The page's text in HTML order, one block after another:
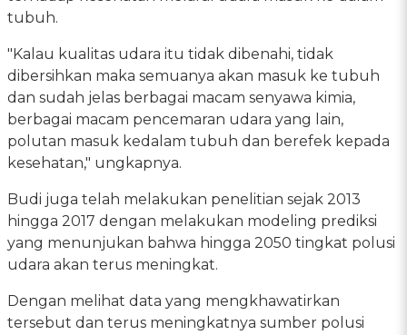
tubuh.
"Kalau kualitas udara itu tidak dibenahi, tidak
dibersihkan maka semuanya akan masuk ke tubuh
dan sudah jelas berbagai macam senyawa kimia,
berbagai macam pencemaran udara yang lain,
polutan masuk kedalam tubuh dan berefek kepada
kesehatan," ungkapnya.
Budi juga telah melakukan penelitian sejak 2013
hingga 2017 dengan melakukan modeling prediksi
yang menunjukan bahwa hingga 2050 tingkat polusi
udara akan terus meningkat.
Dengan melihat data yang mengkhawatirkan
tersebut dan terus meningkatnya sumber polusi